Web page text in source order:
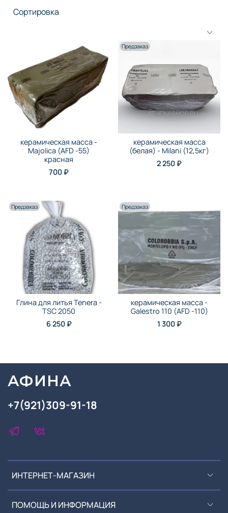
керамическая масса -
Majolica (AFD -55)
красная
700 ₽
Предзаказ
керамическая масса
(белая) - Milani (12,5кг)
2 250 ₽
Предзаказ
Глина для литья Tenera -
TSC 2050
6 250 ₽
Предзаказ
керамическая масса -
Galestro 110 (AFD -110)
1 300 ₽
ИНТЕРНЕТ-МАГАЗИН
ПОМОЩЬ И ИНФОРМАЦИЯ
+7(921)309-91-18
АФИНА